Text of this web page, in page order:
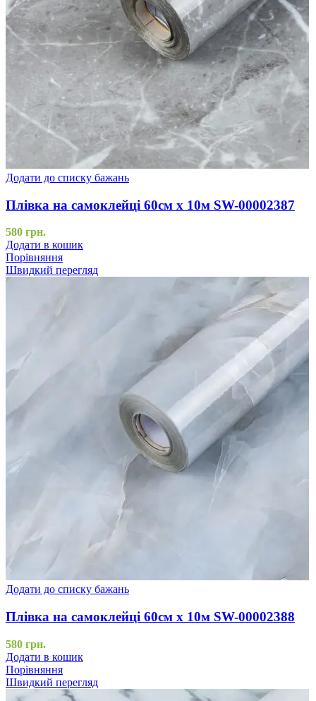
Додати до списку бажань
Плівка на самоклейці 60см х 10м SW-00002387
580 грн.
Додати в кошик
Порівняння
Швидкий перегляд
Додати до списку бажань
Плівка на самоклейці 60см х 10м SW-00002388
580 грн.
Додати в кошик
Порівняння
Швидкий перегляд